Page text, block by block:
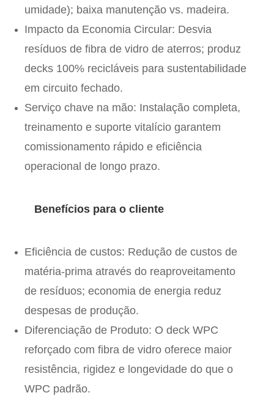
umidade); baixa manutenção vs. madeira.
Impacto da Economia Circular: Desvia
resíduos de fibra de vidro de aterros; produz
decks 100% recicláveis ​​para sustentabilidade
em circuito fechado.
Serviço chave na mão: Instalação completa,
treinamento e suporte vitalício garantem
comissionamento rápido e eficiência
operacional de longo prazo.
Benefícios para o cliente
Eficiência de custos: Redução de custos de
matéria-prima através do reaproveitamento
de resíduos; economia de energia reduz
despesas de produção.
Diferenciação de Produto: O deck WPC
reforçado com fibra de vidro oferece maior
resistência, rigidez e longevidade do que o
WPC padrão.